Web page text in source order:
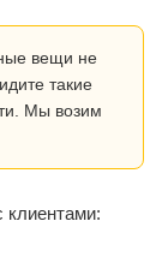
вещи не
такие
Мы возим